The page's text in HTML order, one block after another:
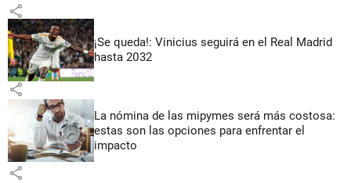
share
¡Se queda!: Vinicius seguirá en el Real Madrid
hasta 2032
share
La nómina de las mipymes será más costosa:
estas son las opciones para enfrentar el
impacto
share